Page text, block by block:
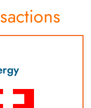
的なサポート
価値を最大化す
約からの収
のエンゲージ
評価する。